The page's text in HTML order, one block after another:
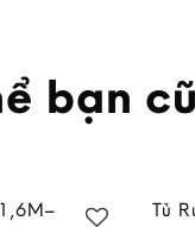
bạn
Tủ